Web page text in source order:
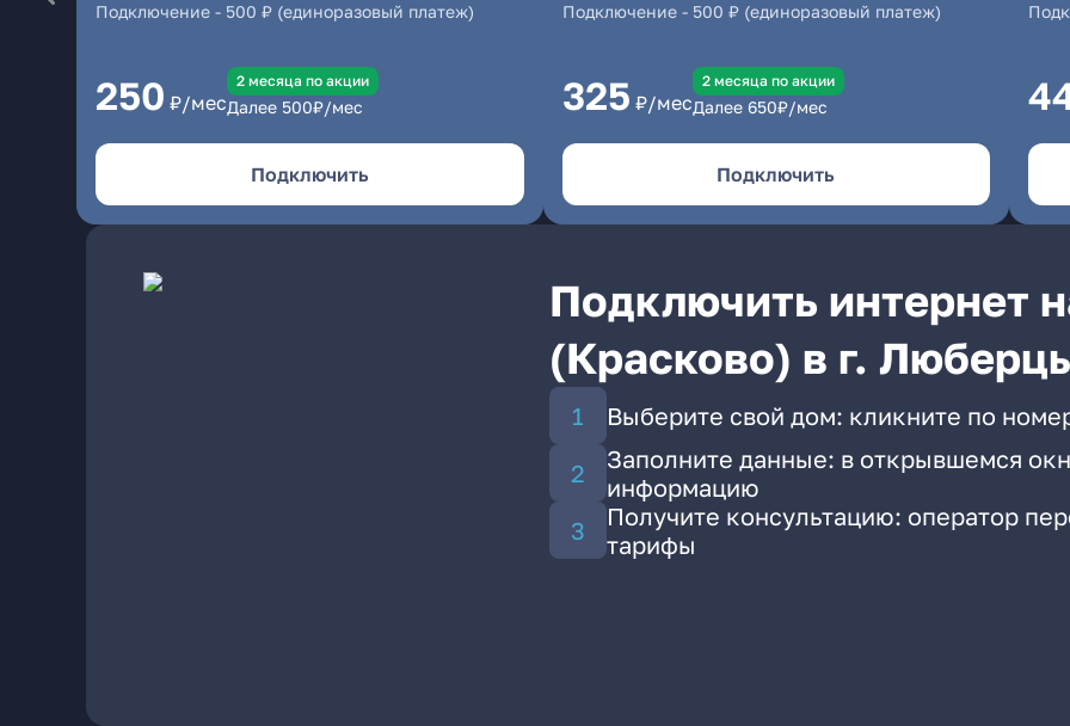
Подключение - 500 ₽ (единоразовый платеж)
250 ₽/мес
2 месяцa по акции
Далее 500₽/мес
Подключить
Подключение- 500 ₽ (единоразовый платеж)
325 ₽/мес
2 месяцa по акции
Далее 650₽/мес
Подключить
Подключить интернет
(Красково) в г.
Выберите свой дом: кликните по
Заполните данные: в открывшемся
информацию
Получите консультацию: оператор
тарифы